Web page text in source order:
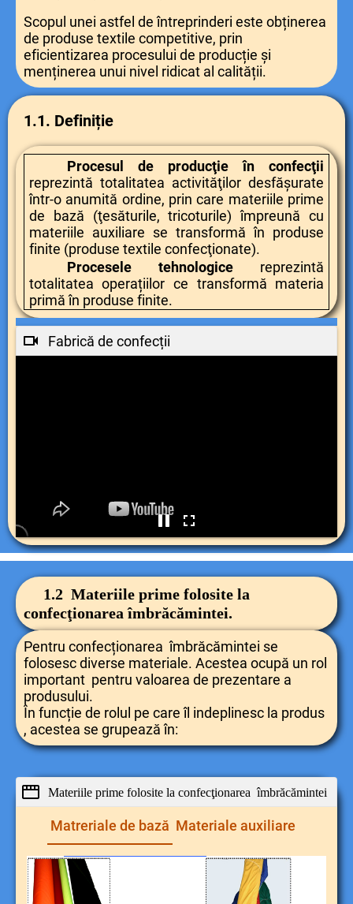
Scopul unei astfel de întreprinderi este obținerea
de produse textile competitive, prin
eficientizarea procesului de producție și
menținerea unui nivel ridicat al calității.
1.1. Definiție
Procesul de producţie în confecţii
reprezintă totalitatea activităţilor desfăşurate
într-o anumită ordine, prin care materiile prime
de bază (ţesăturile, tricoturile) împreună cu
materiile auxiliare se transformă în produse
finite (produse textile confecţionate).
Procesele tehnologice reprezintă
totalitatea operațiilor ce transformă materia
primă în produse finite.
Fabrică de confecții
1.2 Materiile prime folosite la
confecţionarea îmbrăcămintei.
Pentru confecționarea îmbrăcămintei se
folosesc diverse materiale. Acestea ocupă un rol
important pentru valoarea de prezentare a
produsului.
În funcție de rolul pe care îl indeplinesc la produs
, acestea se grupează în:
Materiile prime folosite la confecţionarea îmbrăcămintei
Matreriale de bază Materiale auxiliare